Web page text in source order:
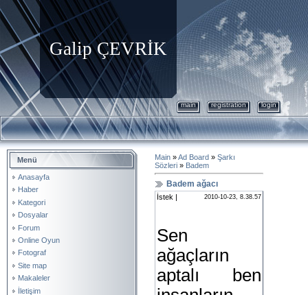
Galip ÇEVRİK
main registration login
Menü
Anasayfa
Haber
Kategori
Dosyalar
Forum
Online Oyun
Fotograf
Site map
Makaleler
İletişim
Main »Ad Board » Şarkı
Sözleri » Badem
Badem ağacı
İstek | 2010-10-23, 8.38.57
Sen
ağaçların
aptalı ben